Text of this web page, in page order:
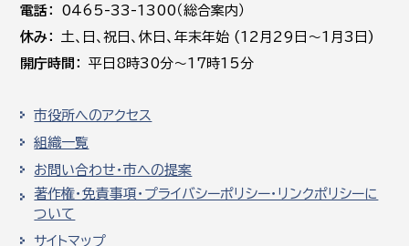
電話
0465-33-1300（総合案内）
休み
土､日､祝日、休日、年末年始 (12月29日～1月3日)
開庁時間
平日8時30分～17時15分
市役所へのアクセス
組織一覧
お問い合わせ・市への提案
著作権・免責事項・プライバシーポリシー・リンクポリシーに
ついて
サイトマップ